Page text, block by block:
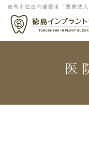
徳島市住吉の歯医者「医療法
医